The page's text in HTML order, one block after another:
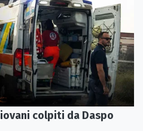
colpiti da Daspo